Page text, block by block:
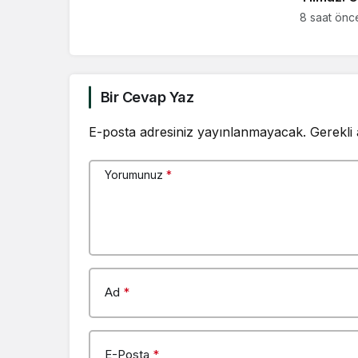
8 saat
Bir Cevap Yaz
E-posta adresiniz yayınlanmayacak. Gerekli
Yorumunuz *
Ad *
E-Posta *